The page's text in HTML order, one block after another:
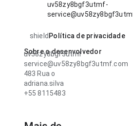
uv58zy8bgf3utmf-
shield Política de privacidade
Sobre o desenvolvedor
uv58zy8bgf3utmf
service@uv58zy8bgf3utmf.com
483 Rua o
adriana.silva
+55 8115483